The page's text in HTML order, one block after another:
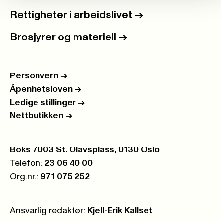
Rettigheter i arbeidslivet ->
Brosjyrer og materiell ->
Personvern ->
Åpenhetsloven ->
Ledige stillinger ->
Nettbutikken ->
Postboks:
Boks 7003 St. Olavsplass, 0130 Oslo
Telefon: 23 06 40 00
Org.nr.: 971 075 252
Ansvarlig redaktør: Kjell-Erik Kallset